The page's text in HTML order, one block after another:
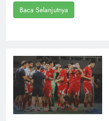
Baca Selanjutnya